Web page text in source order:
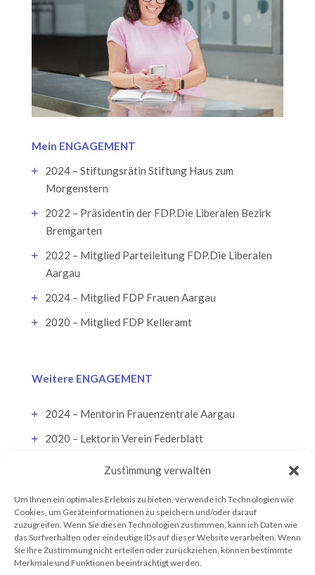
Zustimmung verwalten
Um Ihnen ein optimales Erlebnis zu bieten, verwende ich Technologien wie
Cookies, um Geräteinformationen zu speichern und/oder darauf
zuzugreifen. Wenn Sie diesen Technologien zustimmen, kann ich Daten wie
das Surfverhalten oder eindeutige IDs auf dieser Website verarbeiten. Wenn
Sie Ihre Zustimmung nicht erteilen oder zurückziehen, können bestimmte
Merkmale und Funktionen beeinträchtigt werden.
Mein ENGAGEMENT
2024 – Stiftungsrätin Stiftung Haus zum
Morgenstern
2022 – Präsidentin der FDP.Die Liberalen Bezirk
Bremgarten
2022 – Mitglied Parteileitung FDP.Die Liberalen
Aargau
2024 – Mitglied FDP Frauen Aargau
2020 – Mitglied FDP Kelleramt
Weitere ENGAGEMENT
2024 – Mentorin Frauenzentrale Aargau
2020 – Lektorin Verein Federblatt